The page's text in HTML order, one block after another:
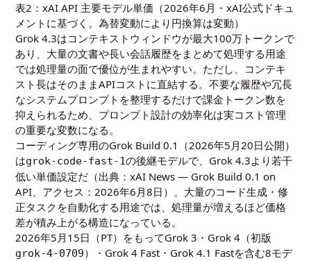
表2：xAI API 主要モデル単価（2026年6月・xAI公式ドキュ
メントに基づく。為替変動により円換算は変動）
Grok 4.3はコンテキストウィンドウが最大100万トークンで
あり、大量の文書や長い会話履歴をまとめて処理する用途
では処理量の面で優位が生まれやすい。ただし、コンテキ
スト長はそのままAPIコストに直結する。不要な履歴や冗長
なシステムプロンプトを整理するだけで課金トークン数を
抑えられるため、プロンプト設計の効率化は実コスト管理
の重要な変数になる。
コーディング専用のGrok Build 0.1（2026年5月20日公開）
はgrok-code-fast-1の後継モデルで、Grok 4.3より若干
低い単価設定だ（出典：xAI News — Grok Build 0.1 on
API、アクセス：2026年6月8日）。大量のコード生成・修
正タスクを自動化する用途では、処理量が増えるほど価格
差が積み上がる構造になっている。
2026年5月15日（PT）をもってGrok 3・Grok 4（初版
grok-4-0709）・Grok 4 Fast・Grok 4.1 Fastを含む8モデ